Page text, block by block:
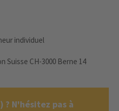
individuel
Suisse CH-3000 Berne 14
? N'hésitez pas à